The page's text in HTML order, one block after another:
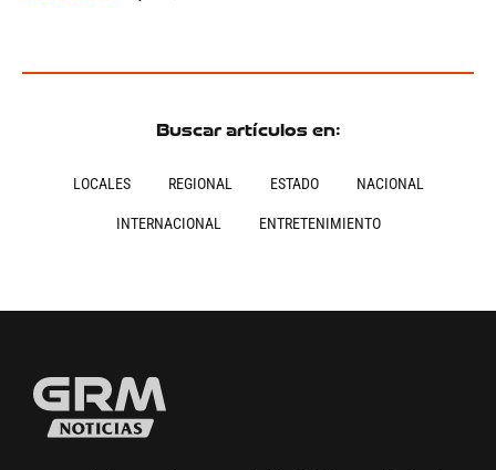
Buscar artículos en:
LOCALES REGIONAL ESTADO NACIONAL
INTERNACIONAL ENTRETENIMIENTO